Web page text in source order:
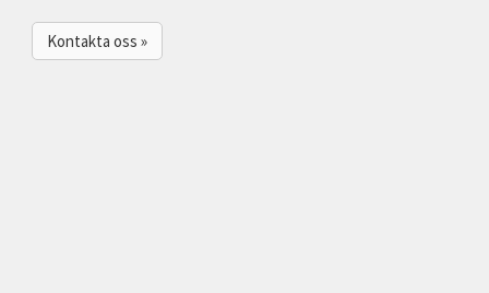
Kontakta oss »